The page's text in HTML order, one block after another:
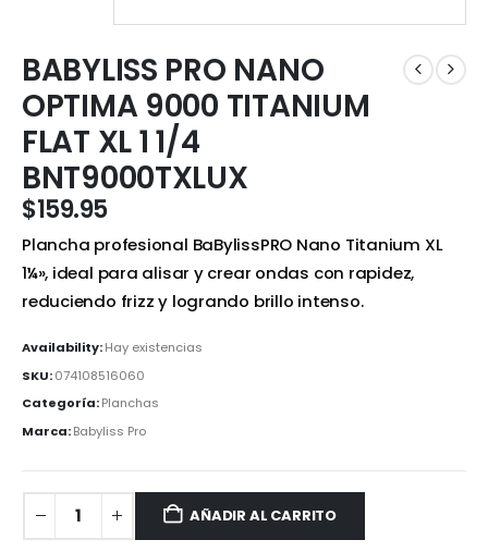
BABYLISS PRO NANO
OPTIMA 9000 TITANIUM
FLAT XL 1 1/4
BNT9000TXLUX
$159.95
Plancha profesional BaBylissPRO Nano Titanium XL
1¼», ideal para alisar y crear ondas con rapidez,
reduciendo frizz y logrando brillo intenso.
Availability:Hay existencias
SKU:074108516060
Categoría:Planchas
Marca:Babyliss Pro
AÑADIR AL CARRITO